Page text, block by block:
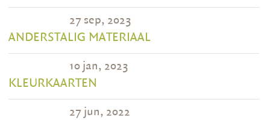
27 sep, 2023
ANDERSTALIG MATERIAAL
10 jan, 2023
KLEURKAARTEN
27 jun, 2022